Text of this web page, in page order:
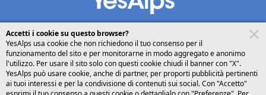
desktop seguici su condividi
Italiano
Accetti i cookie su questo browser?
YesAlps usa cookie che non richiedono il tuo consenso per il
funzionamento del sito e per monitorarne in modo aggregato e anonimo
l'utilizzo. Per usare il sito solo con questi cookie chiudi il banner con "X".
YesAlps può usare cookie, anche di partner, per proporti pubblicità pertinenti
ai tuoi interessi e per la condivisione di contenuti sui social. Con "Accetto"